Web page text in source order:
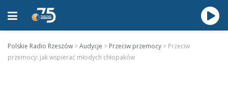
Polskie Radio Rzeszów >Audycje > Przeciw przemocy > Przeciw
przemocy: jak wspierać młodych chłopaków